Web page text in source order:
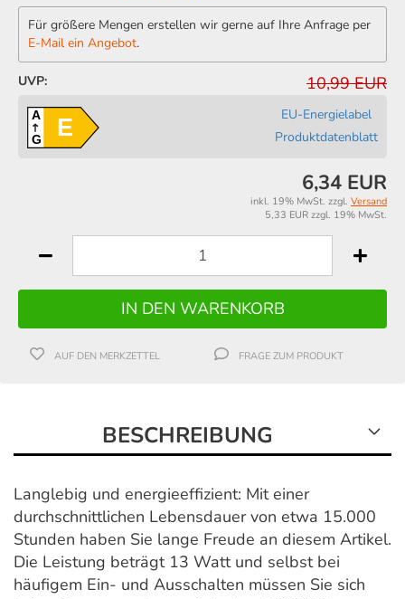
Für größere Mengen erstellen wir gerne auf Ihre Anfrage per
E-Mail ein Angebot.
UVP: 10,99 EUR
A
GE
EU-Energielabel
Produktdatenblatt
6,34 EUR
inkl. 19% MwSt. zzgl. Versand
5,33 EUR zzgl. 19% MwSt.
AUF DEN MERKZETTEL FRAGE ZUM PRODUKT
BESCHREIBUNG
Langlebig und energieeffizient: Mit einer
durchschnittlichen Lebensdauer von etwa 15.000
Stunden haben Sie lange Freude an diesem Artikel.
Die Leistung beträgt 13 Watt und selbst bei
häufigem Ein- und Ausschalten müssen Sie sich